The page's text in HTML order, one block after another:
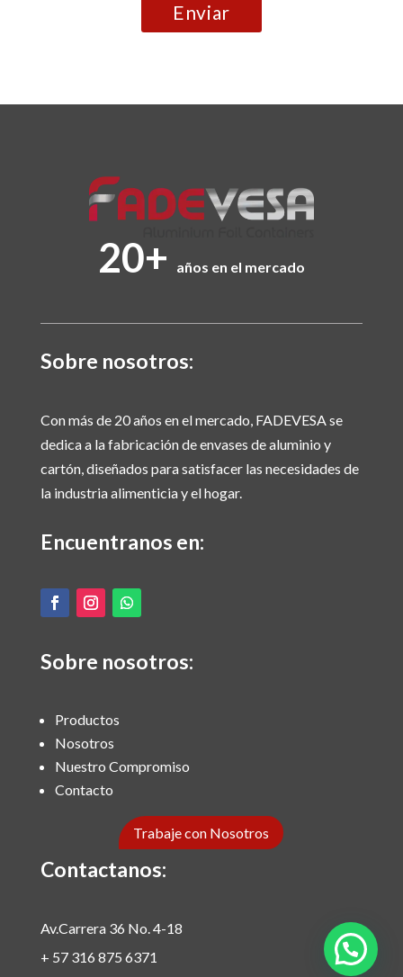
20+ años en el mercado
Sobre nosotros:
Con más de 20 años en el mercado, FADEVESA se
dedica a la fabricación de envases de aluminio y
cartón, diseñados para satisfacer las necesidades de
la industria alimenticia y el hogar.
Encuentranos en:
Sobre nosotros:
Productos
Nosotros
Nuestro Compromiso
Contacto
Trabaje con Nosotros
Contactanos:
Av.Carrera 36 No. 4-18
+ 57 316 875 6371